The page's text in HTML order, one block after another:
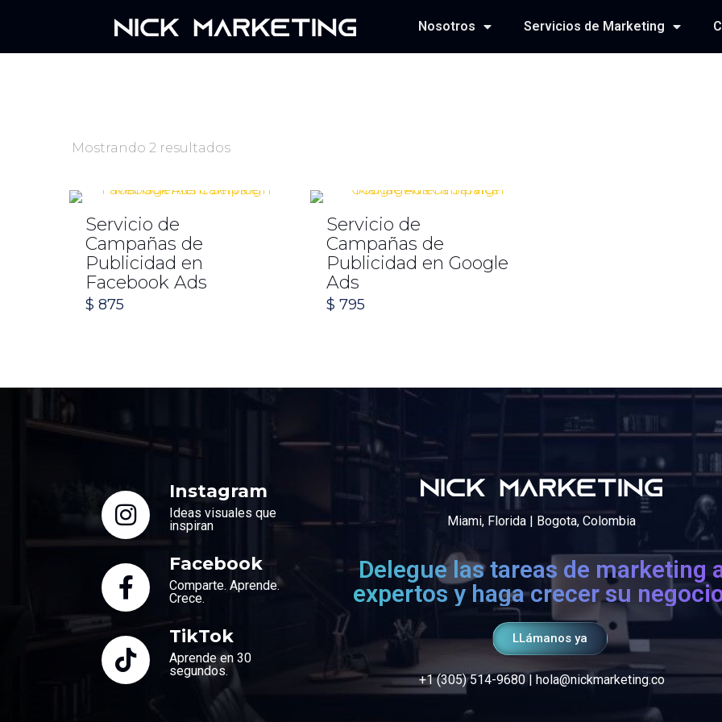
Nosotros Servicios de Marketing
Mostrando 2 resultados
Servicio de
Campañas de
Publicidad en
Facebook Ads
$ 875
Servicio de
Campañas de
Publicidad en Google
Ads
$ 795
Instagram
Ideas visuales que
inspiran
Facebook
Comparte. Aprende.
Crece.
TikTok
Aprende en 30
segundos.
Miami, Florida | Bogota, Colombia
Delegue las tareas de marketing
expertos y haga crecer su
LLámanos ya
+1 (305) 514-9680| hola@nickmarketing.co